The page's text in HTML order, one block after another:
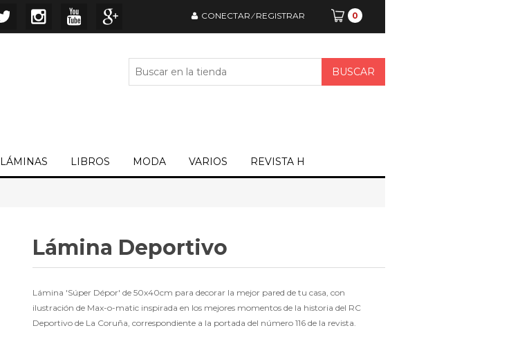
CONECTAR⁄REGISTRAR 0
LÁMINAS LIBROS MODA VARIOS REVISTA H
Lámina Deportivo
Lámina 'Súper Dépor' de 50x40cm para decorar la mejor pared de tu casa, con
ilustración de Max-o-matic inspirada en los mejores momentos de la historia del RC
Deportivo de La Coruña, correspondiente a la portada del número 116 de la revista.